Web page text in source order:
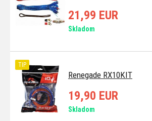
21,99 EUR
Skladom
Renegade RX10KIT
TIP
19,90 EUR
Skladom